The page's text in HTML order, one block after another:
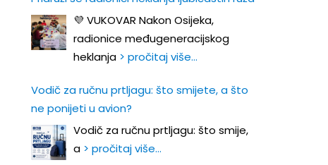
💜 VUKOVAR Nakon Osijeka,
radionice međugeneracijskog
heklanja > pročitaj više…
Vodič za ručnu prtljagu: što smijete, a što
ne ponijeti u avion?
Vodič za ručnu prtljagu: što smije,
a > pročitaj više…